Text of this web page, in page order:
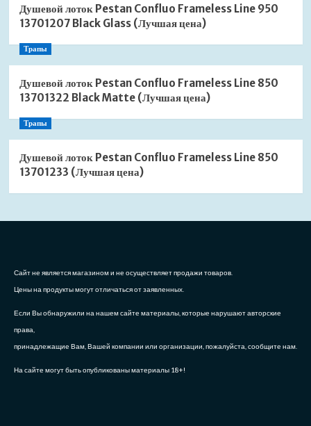
Душевой лоток Pestan Confluo Frameless Line 950
13701207 Black Glass (Лучшая цена)
Трапы
Душевой лоток Pestan Confluo Frameless Line 850
13701322 Black Matte (Лучшая цена)
Трапы
Душевой лоток Pestan Confluo Frameless Line 850
13701233 (Лучшая цена)
Сайт не является магазином и не осуществляет продажи товаров.
Цены на продукты могут отличаться от заявленных.
Если Вы обнаружили на нашем сайте материалы, которые нарушают авторские
права,
принадлежащие Вам, Вашей компании или организации, пожалуйста, сообщите нам.
На сайте могут быть опубликованы материалы 18+!